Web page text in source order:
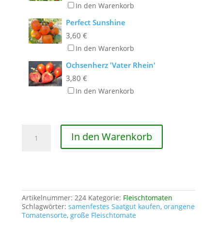
In den Warenkorb
Perfect Sunshine
3,60 €
In den Warenkorb
Ochsenherz 'Vater Rhein'
3,80 €
In den Warenkorb
Lights
In den Warenkorb
Artikelnummer: 224 Kategorie: Fleischtomaten
Schlagwörter: samenfestes Saatgut kaufen, orangene
Tomatensorte, große Fleischtomate